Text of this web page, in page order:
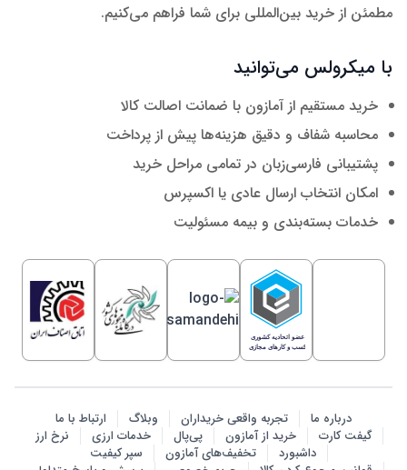
مطمئن از خرید بین‌المللی برای شما فراهم می‌کنیم.
با میکرولس می‌توانید
خرید مستقیم از آمازون با ضمانت اصالت کالا
محاسبه شفاف و دقیق هزینه‌ها پیش از پرداخت
پشتیبانی فارسی‌زبان در تمامی مراحل خرید
امکان انتخاب ارسال عادی یا اکسپرس
خدمات بسته‌بندی و بیمه مسئولیت
درباره ما تجربه واقعی خریداران وبلاگ
ارتباط با ما
گیفت کارت
خرید از آمازون پی‌پال خدمات ارزی
نرخ ارز
داشبورد
تخفیف‌های آمازون
سپر کیفیت